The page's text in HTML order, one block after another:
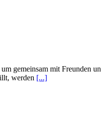
gemeinsam mit Freunden
werden [...]